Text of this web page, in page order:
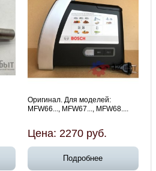
Оригинал. Для моделей:
MFW66..., MFW67..., MFW68....
Цена: 2270 руб.
Подробнее